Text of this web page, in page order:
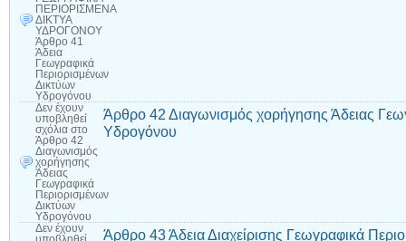
ΠΕΡΙΟΡΙΣΜΕΝΑ
ΔΙΚΤΥΑ
ΥΔΡΟΓΟΝΟΥ
Άρθρο 41
Άδεια
Γεωγραφικά
Περιορισμένων
Δικτύων
Υδρογόνου
Δεν έχουν
υποβληθεί
σχόλια στο
Άρθρο 42
Διαγωνισμός
χορήγησης
Άδειας
Γεωγραφικά
Περιορισμένων
Δικτύων
Υδρογόνου
Άρθρο 42 Διαγωνισμός χορήγησης Άδειας
Υδρογόνου
Δεν έχουν
Άρθρο 43 Άδεια Διαχείρισης Γεωγραφικά